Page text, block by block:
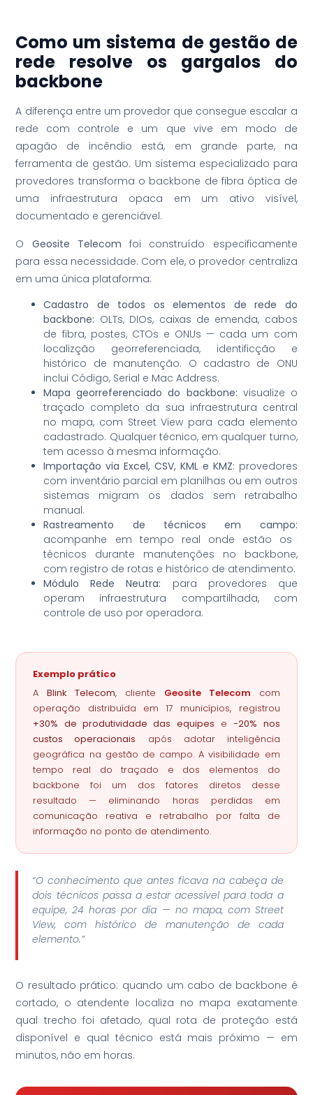
Como um sistema de gestão de
rede resolve os gargalos do
backbone
A diferença entre um provedor que consegue escalar a
rede com controle e um que vive em modo de
apagão de incêndio está, em grande parte, na
ferramenta de gestão. Um sistema especializado para
provedores transforma o backbone de fibra óptica de
uma infraestrutura opaca em um ativo visível,
documentado e gerenciável.
O Geosite Telecom foi construído especificamente
para essa necessidade. Com ele, o provedor centraliza
em uma única plataforma:
Cadastro de todos os elementos de rede do
backbone: OLTs, DIOs, caixas de emenda, cabos
de fibra, postes, CTOs e ONUs — cada um com
localizção georreferenciada, identificção e
histórico de manutenção. O cadastro de ONU
inclui Código, Serial e Mac Address.
Mapa georreferenciado do backbone: visualize o
traçado completo da sua infraestrutura central
no mapa, com Street View para cada elemento
cadastrado. Qualquer técnico, em qualquer turno,
tem acesso à mesma informação.
Importação via Excel, CSV, KML e KMZ: provedores
com inventário parcial em planilhas ou em outros
sistemas migram os dados sem retrabalho
manual.
Rastreamento de técnicos em campo:
acompanhe em tempo real onde estão os
técnicos durante manutenções no backbone,
com registro de rotas e histórico de atendimento.
Módulo Rede Neutra: para provedores que
operam infraestrutura compartilhada, com
controle de uso por operadora.
Exemplo prático
ABlink Telecom, cliente Geosite Telecom com
operação distribuída em 17 municípios, registrou
+30% de produtividade das equipes e-20% nos
custos operacionais após adotar inteligência
geográfica na gestão de campo. A visibilidade em
tempo real do traçado e dos elementos do
backbone foi um dos fatores diretos desse
resultado — eliminando horas perdidas em
comunicação reativa e retrabalho por falta de
informação no ponto de atendimento.
“O conhecimento que antes ficava na cabeça de
dois técnicos passa a estar acessível para toda a
equipe, 24 horas por dia — no mapa, com Street
View, com histórico de manutenção de cada
elemento.”
O resultado prático: quando um cabo de backbone é
cortado, o atendente localiza no mapa exatamente
qual trecho foi afetado, qual rota de proteção está
disponível e qual técnico está mais próximo — em
minutos, não em horas.